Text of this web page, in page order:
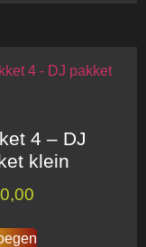
4 – DJ
klein